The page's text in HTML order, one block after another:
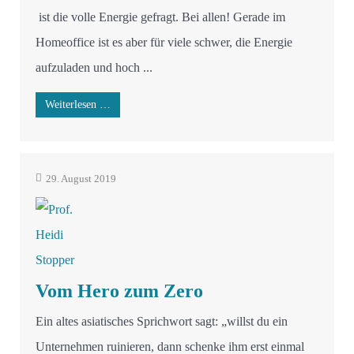
ist die volle Energie gefragt. Bei allen! Gerade im
Homeoffice ist es aber für viele schwer, die Energie
aufzuladen und hoch ...
Weiterlesen …
29. August 2019
Vom Hero zum Zero
Ein altes asiatisches Sprichwort sagt: „willst du ein
Unternehmen ruinieren, dann schenke ihm erst einmal